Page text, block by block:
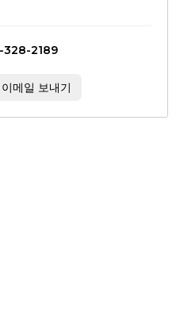
328-2189
메일 보내기